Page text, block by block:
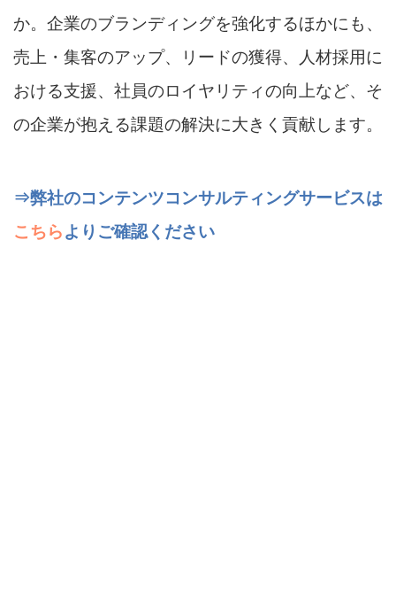
か。企業のブランディングを強化するほかにも、
売上・集客のアップ、リードの獲得、人材採用に
おける支援、社員のロイヤリティの向上など、そ
の企業が抱える課題の解決に大きく貢献します。
⇒弊社のコンテンツコンサルティングサービスは
こちらよりご確認ください